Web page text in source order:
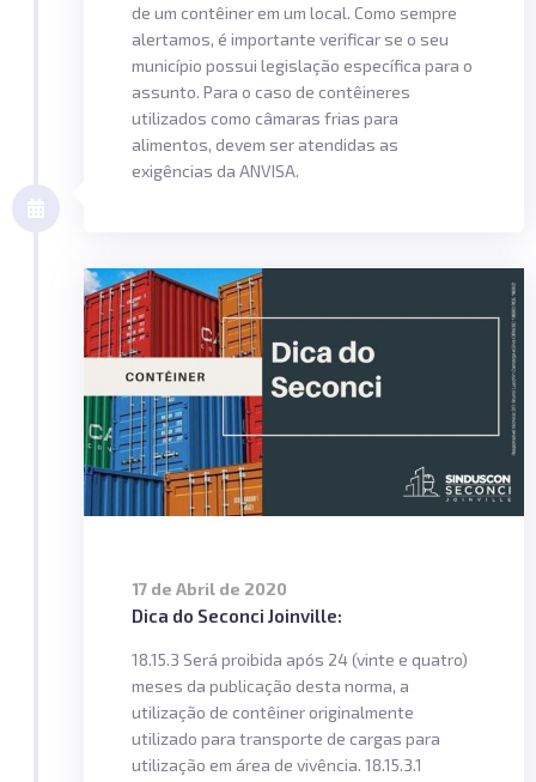
de um contêiner em um local. Como sempre
alertamos, é importante verificar se o seu
município possui legislação específica para o
assunto. Para o caso de contêineres
utilizados como câmaras frias para
alimentos, devem ser atendidas as
exigências da ANVISA.
17 de Abril de 2020
Dica do Seconci Joinville:
18.15.3 Será proibida após 24 (vinte e quatro)
meses da publicação desta norma, a
utilização de contêiner originalmente
utilizado para transporte de cargas para
utilização em área de vivência. 18.15.3.1